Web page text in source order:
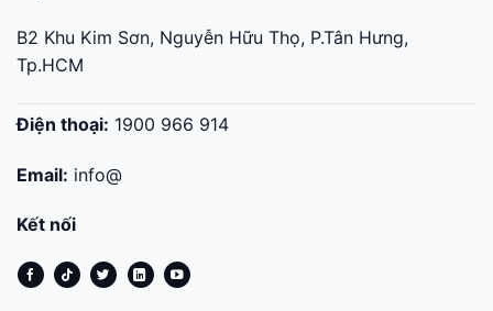
B2 Khu Kim Sơn, Nguyễn Hữu Thọ, P.Tân Hưng,
Tp.HCM
Điện thoại: 1900 966 914
Email: info@
Kết nối